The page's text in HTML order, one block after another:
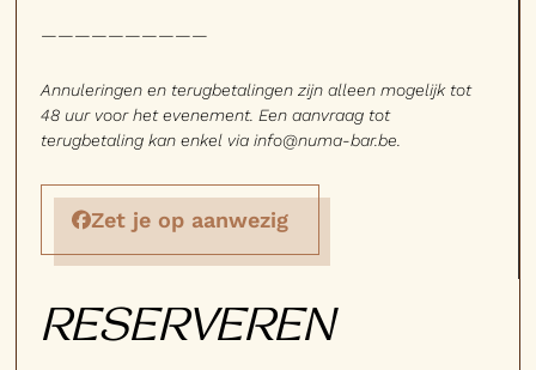
——————————
Annuleringen en terugbetalingen zijn alleen mogelijk tot
48 uur voor het evenement. Een aanvraag tot
terugbetaling kan enkel via info@numa-bar.be.
Zet je op aanwezig
RESERVEREN